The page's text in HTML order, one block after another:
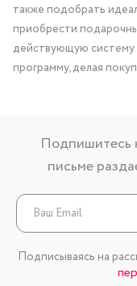
также подобрать
приобрести
действующую
программу, делая
Подпишитесь
письме
Подписываясь на